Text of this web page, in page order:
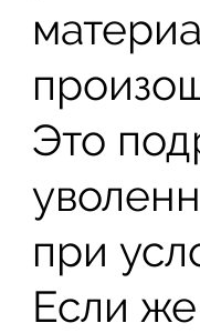
Это
при
Если